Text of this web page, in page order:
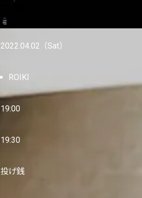
2022.04.02 （Sat）
ROIKI
19:00
19:30
投げ銭